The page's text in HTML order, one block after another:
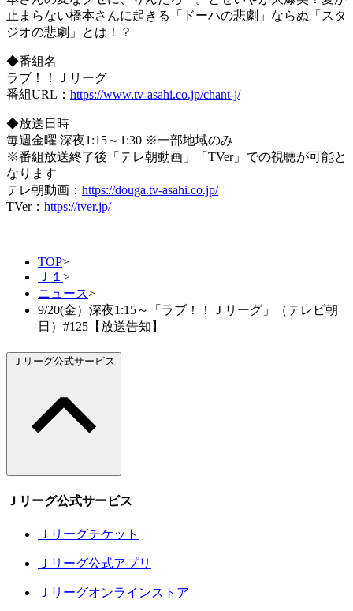
止まらない橋本さんに起きる「ドーハの悲劇」ならぬ「スタ
ジオの悲劇」とは！？
◆番組名
ラブ！！Ｊリーグ
番組URL： https://www.tv-asahi.co.jp/chant-j/
◆放送日時
毎週金曜 深夜1:15～1:30 ※一部地域のみ
※番組放送終了後「テレ朝動画」「TVer」での視聴が可能と
なります
テレ朝動画： https://douga.tv-asahi.co.jp/
TVer： https://tver.jp/
TOP>
Ｊ１ >
ニュース>
9/20(金）深夜1:15～「ラブ！！Ｊリーグ」（テレビ朝
日）#125【放送告知】
Ｊリーグ公式サービス
Ｊリーグ公式サービス
Ｊリーグチケット
Ｊリーグ公式アプリ
Ｊリーグオンラインストア